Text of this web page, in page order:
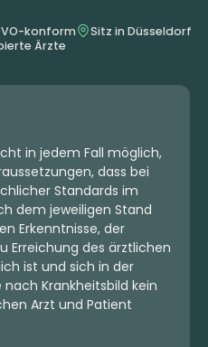
konform
Sitz in Düsseldorf
Ärzte
in jedem Fall möglich,
dass bei
Standards im
dem jeweiligen Stand
Erkenntnisse, der
Erreichung des ärztlichen
ist und sich in der
Krankheitsbild kein
Arzt und Patient